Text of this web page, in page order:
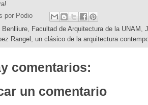
por Podio
Benlliure Facultad de Arquitectura de la UNAM
Rangel
un clásico de la arquitectura
comentarios:
un comentario